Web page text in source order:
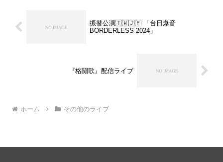
振替公演🇹🇼🇯🇵 「台日爆音
BORDERLESS 2024」
『格闘歌』配信ライブ
ホーム その他のライブ